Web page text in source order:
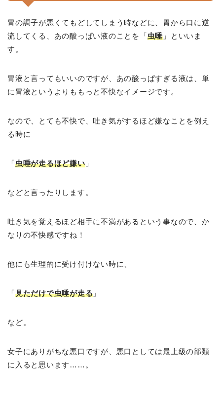
胃の調子が悪くてもどしてしまう時などに、胃から口に逆
流してくる、あの酸っぱい液のことを「虫唾 」といいま
す。
胃液と言ってもいいのですが、あの酸っぱすぎる液は、単
に胃液というよりももっと不快なイメージです。
なので、とても不快で、吐き気がするほど嫌なことを例え
る時に
「虫唾が走るほど嫌い」
などと言ったりします。
吐き気を覚えるほど相手に不満があるという事なので、か
なりの不快感ですね！
他にも生理的に受け付けない時に、
「見ただけで虫唾が走る 」
など。
女子にありがちな悪口ですが、悪口としては最上級の部類
に入ると思います……。